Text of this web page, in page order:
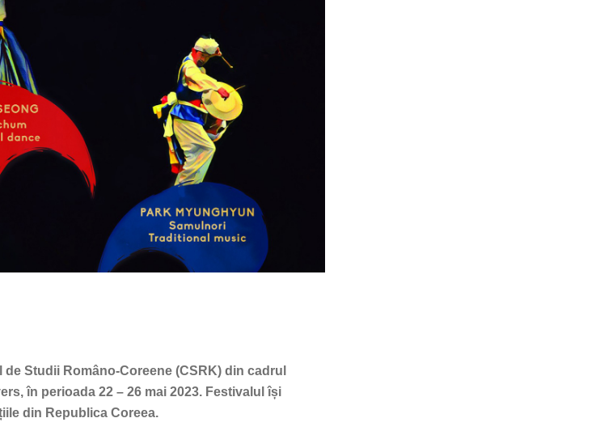
Studii Româno-Coreene (CSRK) din cadrul
în perioada 22 – 26 mai 2023. Festivalul își
din Republica Coreea.